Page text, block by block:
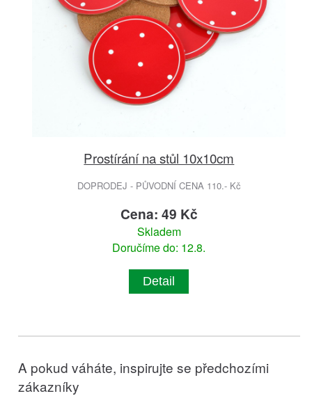
Prostírání na stůl 10x10cm
DOPRODEJ - PŮVODNÍ CENA 110.- Kč
Cena: 49 Kč
Skladem
Doručíme do: 12.8.
Detail
A pokud váháte, inspirujte se předchozími
zákazníky